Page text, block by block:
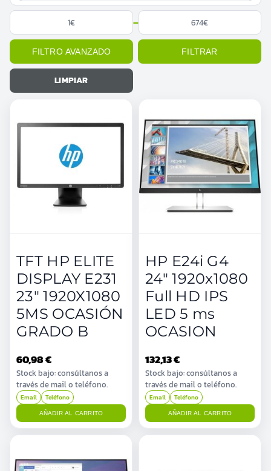
–
FILTRO AVANZADO FILTRAR
LIMPIAR
TFT HP ELITE
DISPLAY E231
23" 1920X1080
5MS OCASIÓN
GRADO B
60,98 €
Stock bajo: consúltanos a
través de mail o teléfono.
Email Teléfono
AÑADIR AL CARRITO
HP E24i G4
24" 1920x1080
Full HD IPS
LED 5 ms
OCASION
132,13 €
Stock bajo: consúltanos a
través de mail o teléfono.
Email Teléfono
AÑADIR AL CARRITO